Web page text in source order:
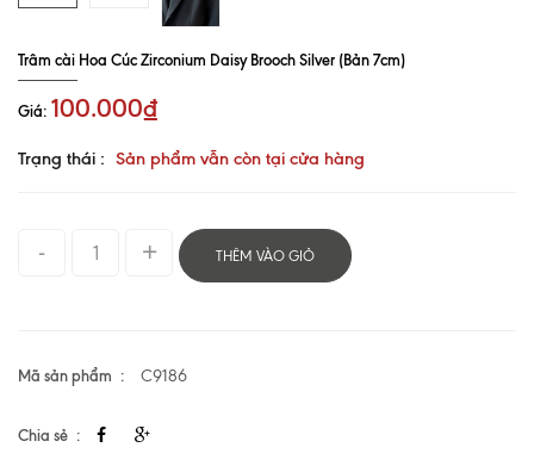
Trâm cài Hoa Cúc Zirconium Daisy Brooch Silver (Bản 7cm)
Giá: 100.000₫
Trạng thái : Sản phẩm vẫn còn tại cửa hàng
THÊM VÀO GIỎ
Mã sản phẩm C9186
Chia sẻ